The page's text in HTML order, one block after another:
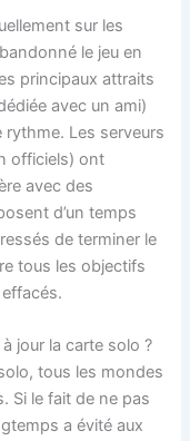
sur les
le jeu en
principaux attraits
avec un ami)
Les serveurs
officiels) ont
avec des
d’un temps
de terminer le
tous les objectifs
jour la carte solo ?
tous les mondes
Si le fait de ne pas
a évité aux